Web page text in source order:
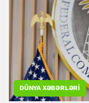
DÜNYA XƏBƏRLƏRI